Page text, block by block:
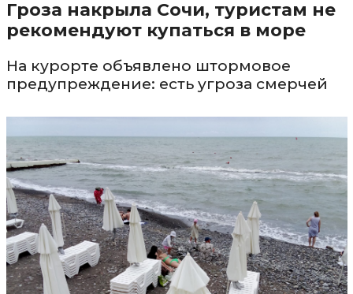
Гроза накрыла Сочи, туристам не
рекомендуют купаться в море
На курорте объявлено штормовое
предупреждение: есть угроза смерчей